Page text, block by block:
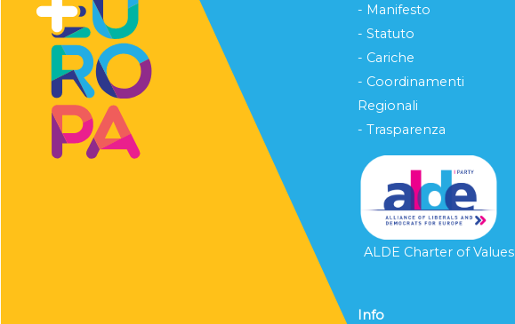
- Manifesto
- Statuto
- Cariche
- Coordinamenti
Regionali
- Trasparenza
ALDE Charter of Values
Info